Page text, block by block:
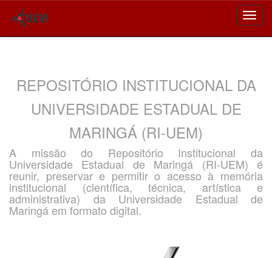
REPOSITÓRIO INSTITUCIONAL DA
UNIVERSIDADE ESTADUAL DE
MARINGÁ (RI-UEM)
A missão do Repositório Institucional da
Universidade Estadual de Maringá (RI-UEM) é
reunir, preservar e permitir o acesso à memória
institucional (científica, técnica, artística e
administrativa) da Universidade Estadual de
Maringá em formato digital.